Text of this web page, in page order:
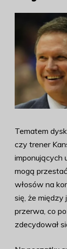
Tematem
czy trener
imponujących
mogą
włosów na
się, że między
przerwa, co
zdecydował